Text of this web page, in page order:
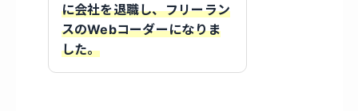
に会社を退職し、フリーラン
スのWebコーダーになりま
した。